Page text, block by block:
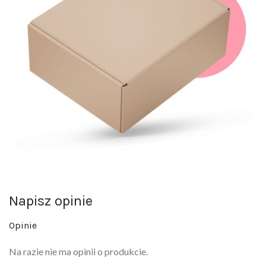
Opinie
Napisz pierwszą opinię o „Jasnoróżowy wibrator